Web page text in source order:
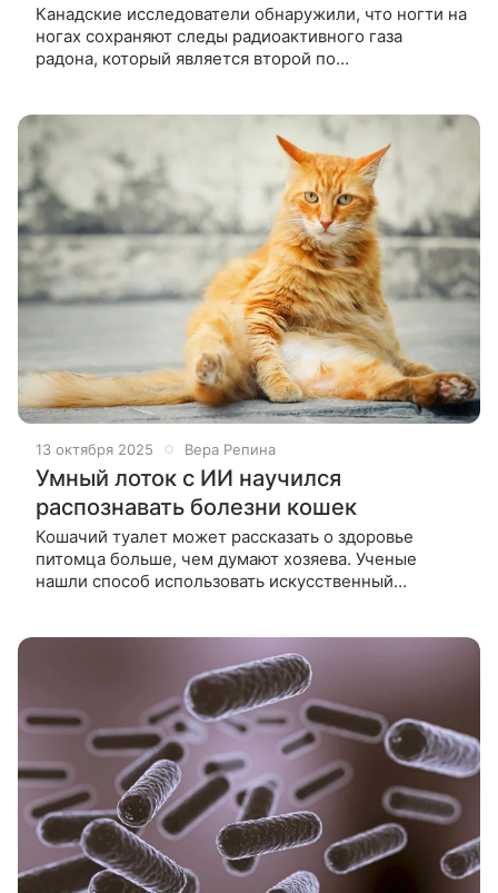
Канадские исследователи обнаружили, что ногти на
ногах сохраняют следы радиоактивного газа
радона, который является второй по
13 октября 2025 Вера Репина
Умный лоток с ИИ научился
распознавать болезни кошек
Кошачий туалет может рассказать о здоровье
питомца больше, чем думают хозяева. Ученые
нашли способ использовать искусственный